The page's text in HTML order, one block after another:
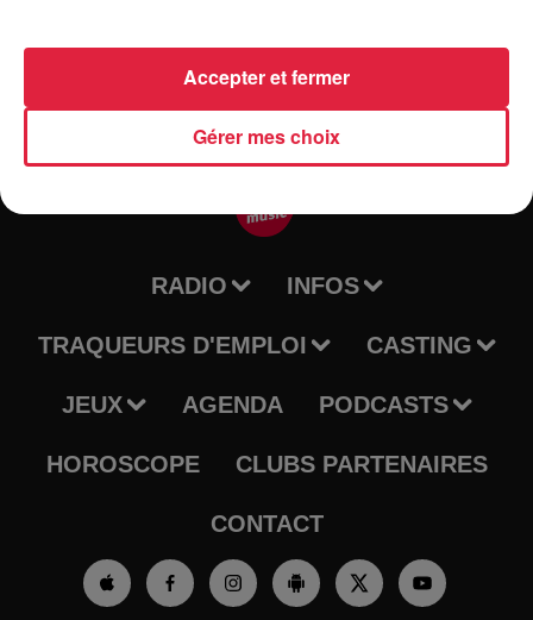
RADIO INFOS
TRAQUEURS D'EMPLOI CASTING
JEUX AGENDA PODCASTS
HOROSCOPE CLUBS PARTENAIRES
CONTACT
Gérer mes choix
Accepter et fermer